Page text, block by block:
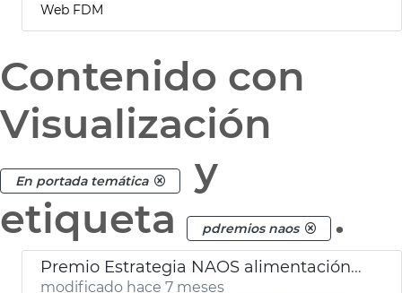
Web FDM
Contenido con
Visualización
En portada temática
y
etiqueta
pdremios naos .
Premio Estrategia NAOS alimentación saludable CEMAS València
modificado hace 7 meses